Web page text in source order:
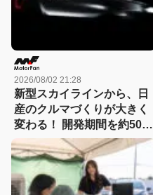
2026/08/02 21:28
新型スカイラインから、日
産のクルマづくりが大きく
変わる！ 開発期間を約50か
月から30か月へと大幅短縮